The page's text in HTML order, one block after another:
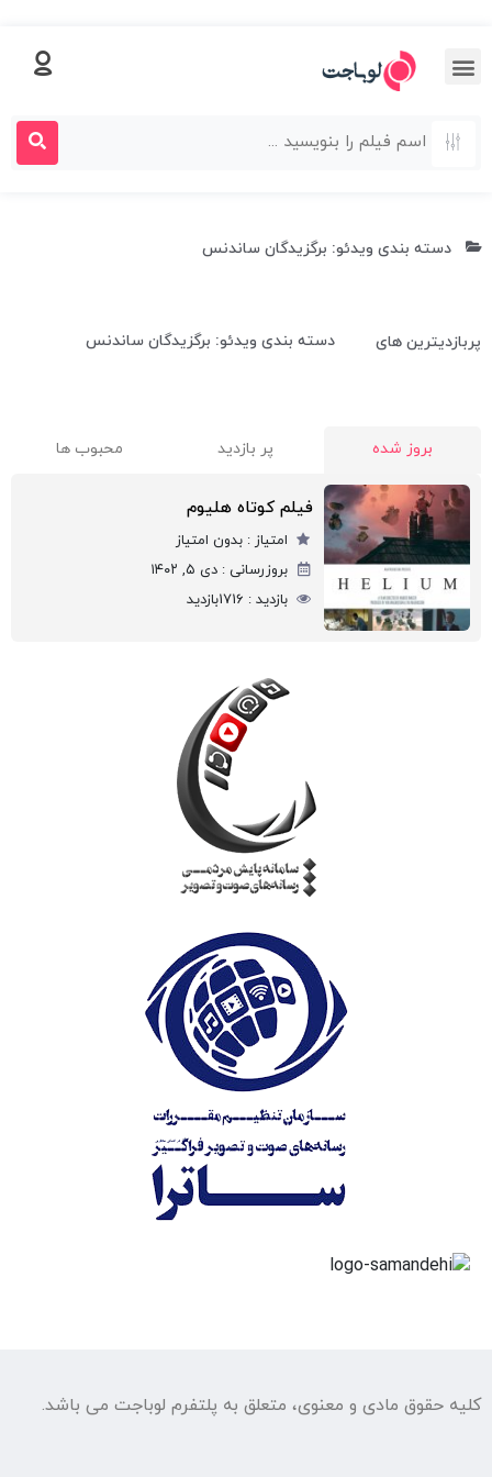
دسته بندی ویدئو: برگزیدگان ساندنس
پربازدیترین های دسته بندی ویدئو: برگزیدگان ساندنس
بروز شده پر بازدید محبوب ها
فیلم کوتاه هلیوم
امتیاز : بدون امتیاز
بروزرسانی : دی ۵, ۱۴۰۲
بازدید : 1716بازدید
کلیه حقوق مادی و معنوی، متعلق به پلتفرم لوباجت می باشد.